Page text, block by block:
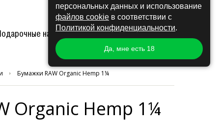
персональных данных и использование
файлов cookie в соответствии с
Политикой конфиденциальности.
Да, мне есть 18
наборы Другое Grow Hand Made
Бумажки RAW Organic Hemp 1¼
Organic Hemp 1¼